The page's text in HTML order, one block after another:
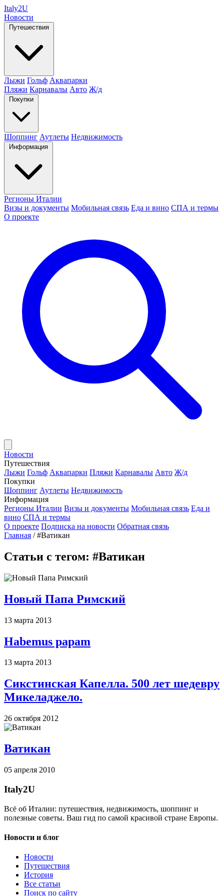
Italy2U
Новости
Путешествия
Лыжи Гольф Аквапарки
Пляжи Карнавалы Авто Ж/д
Покупки
Шоппинг Аутлеты Недвижимость
Информация
Регионы Италии
Визы и документы Мобильная связь Еда и вино СПА и термы
О проекте
Новости
Путешествия
Лыжи Гольф Аквапарки Пляжи Карнавалы Авто Ж/д
Покупки
Шоппинг Аутлеты Недвижимость
Информация
Регионы Италии Визы и документы Мобильная связь Еда и
вино СПА и термы
О проекте Подписка на новости Обратная связь
Главная / #Ватикан
Статьи с тегом: #Ватикан
Новый Папа Римский
13 марта 2013
Habemus papam
13 марта 2013
Сикстинская Капелла. 500 лет шедевру
Микеладжело.
26 октября 2012
Ватикан
05 апреля 2010
Italy2U
Всё об Италии: путешествия, недвижимость, шоппинг и
полезные советы. Ваш гид по самой красивой стране Европы.
Новости и блог
Новости
Путешествия
История
Все статьи
Поиск по сайту